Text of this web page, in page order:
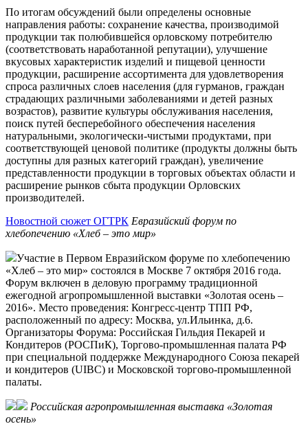
По итогам обсуждений были определены основные
направления работы: сохранение качества, производимой
продукции так полюбившейся орловскому потребителю
(соответствовать наработанной репутации), улучшение
вкусовых характеристик изделий и пищевой ценности
продукции, расширение ассортимента для удовлетворения
спроса различных слоев населения (для гурманов, граждан
страдающих различными заболеваниями и детей разных
возрастов), развитие культуры обслуживания населения,
поиск путей бесперебойного обеспечения населения
натуральными, экологически-чистыми продуктами, при
соответствующей ценовой политике (продукты должны быть
доступны для разных категорий граждан), увеличение
представленности продукции в торговых объектах области и
расширение рынков сбыта продукции Орловских
производителей.
Новостной сюжет ОГТРК Евразийский форум по
хлебопечению «Хлеб – это мир»
Участие в Первом Евразийском форуме по хлебопечению
«Хлеб – это мир» состоялся в Москве 7 октября 2016 года.
Форум включен в деловую программу традиционной
ежегодной агропромышленной выставки «Золотая осень –
2016». Место проведения: Конгресс-центр ТПП РФ,
расположенный по адресу: Москва, ул.Ильинка, д.6.
Организаторы Форума: Российская Гильдия Пекарей и
Кондитеров (РОСПиК), Торгово-промышленная палата РФ
при специальной поддержке Международного Союза пекарей
и кондитеров (UIBC) и Московской торгово-промышленной
палаты.
Российская агропромышленная выставка «Золотая
осень»